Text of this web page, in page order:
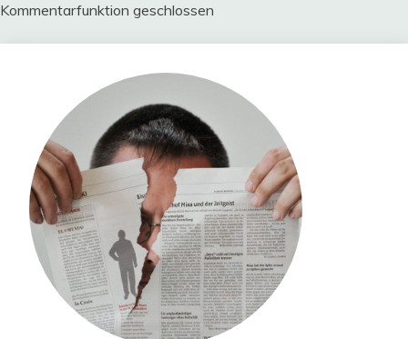
Kommentarfunktion geschlossen